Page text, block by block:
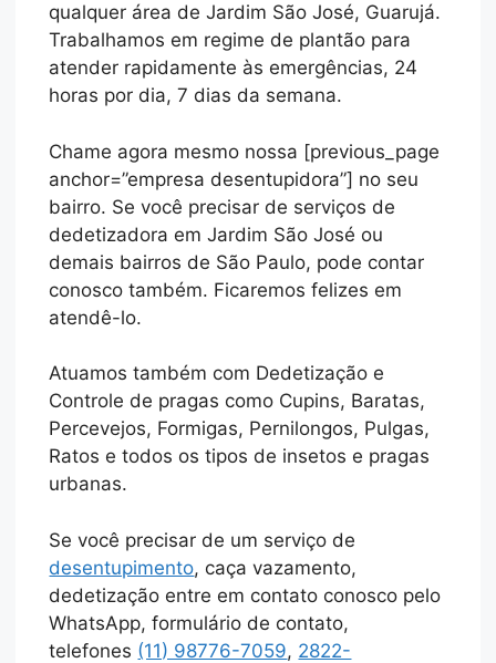
qualquer área de Jardim São José, Guarujá.
Trabalhamos em regime de plantão para
atender rapidamente às emergências, 24
horas por dia, 7 dias da semana.
Chame agora mesmo nossa [previous_page
anchor=”empresa desentupidora”] no seu
bairro. Se você precisar de serviços de
dedetizadora em Jardim São José ou
demais bairros de São Paulo, pode contar
conosco também. Ficaremos felizes em
atendê-lo.
Atuamos também com Dedetização e
Controle de pragas como Cupins, Baratas,
Percevejos, Formigas, Pernilongos, Pulgas,
Ratos e todos os tipos de insetos e pragas
urbanas.
Se você precisar de um serviço de
desentupimento, caça vazamento,
dedetização entre em contato conosco pelo
WhatsApp, formulário de contato,
telefones (11) 98776-7059, 2822-